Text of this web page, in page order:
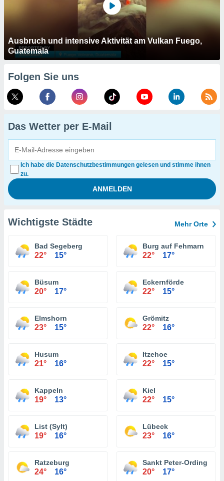
Ausbruch und intensive Aktivität am Vulkan Fuego,
Guatemala
Folgen Sie uns
Das Wetter per E-Mail
Ich habe die Datenschutzbestimmungen gelesen und stimme ihnen
zu.
Wichtigste Städte Mehr Orte
Bad Segeberg
22° 15°
Burg auf Fehmarn
22° 17°
Büsum
20° 17°
Eckernförde
22° 15°
Elmshorn
23° 15°
Grömitz
22° 16°
Husum
21° 16°
Itzehoe
22° 15°
Kappeln
19° 13°
Kiel
22° 15°
List (Sylt)
19° 16°
Lübeck
23° 16°
Ratzeburg
24° 16°
Sankt Peter-Ording
20° 17°